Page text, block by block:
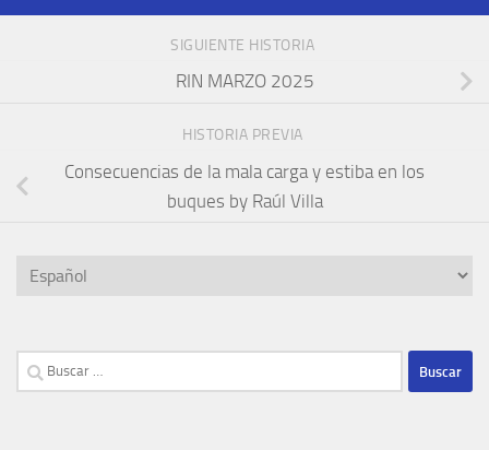
SIGUIENTE HISTORIA
RIN MARZO 2025
HISTORIA PREVIA
Consecuencias de la mala carga y estiba en los
buques by Raúl Villa
Elegir
Buscar: